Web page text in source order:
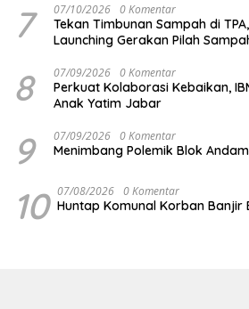
7 07/10/2026 0 Komentar
Tekan Timbunan Sampah di
Launching Gerakan Pilah
8 07/09/2026 0 Komentar
Perkuat Kolaborasi Kebaikan,
Anak Yatim Jabar
9 07/09/2026 0 Komentar
Menimbang Polemik Blok
10 07/08/2026 0 Komentar
Huntap Komunal Korban Banjir